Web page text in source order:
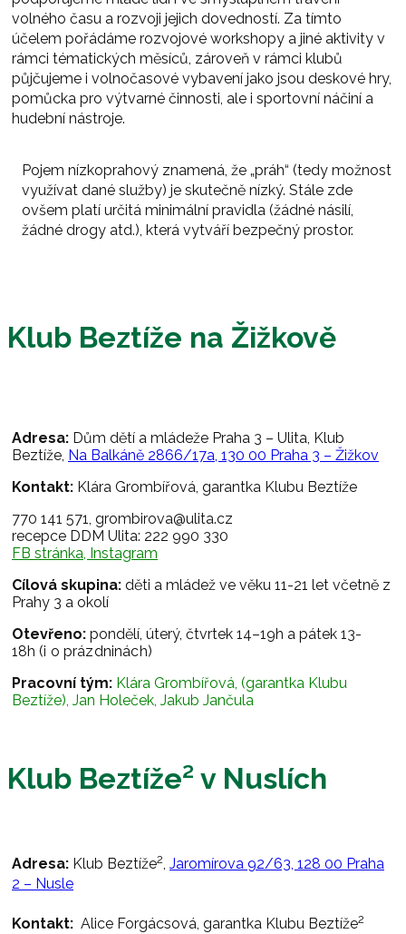
volného času a rozvoji jejich dovedností. Za tímto
účelem pořádáme rozvojové workshopy a jiné aktivity v
rámci tématických měsíců, zároveň v rámci klubů
půjčujeme i volnočasové vybavení jako jsou deskové hry,
pomůcka pro výtvarné činnosti, ale i sportovní náčiní a
hudební nástroje.
Pojem nízkoprahový znamená, že „práh“ (tedy možnost
využívat dané služby) je skutečně nízký. Stále zde
ovšem platí určitá minimální pravidla (žádné násilí,
žádné drogy atd.), která vytváří bezpečný prostor.
Klub Beztíže na Žižkově
Adresa: Dům dětí a mládeže Praha 3 – Ulita, Klub
Beztíže, Na Balkáně 2866/17a, 130 00 Praha 3 – Žižkov
Kontakt: Klára Grombířová, garantka Klubu Beztíže
770 141 571, grombirova@ulita.cz
recepce DDM Ulita: 222 990 330
FB stránka, Instagram
Cílová skupina: děti a mládež ve věku 11-21 let včetně z
Prahy 3 a okolí
Otevřeno: pondělí, úterý, čtvrtek 14–19h a pátek 13-
18h (i o prázdninách)
Pracovní tým: Klára Grombířová, (garantka Klubu
Beztíže), Jan Holeček, Jakub Jančula
Klub Beztíže² v Nuslích
Adresa: Klub Beztíže2, Jaromírova 92/63, 128 00 Praha
2 – Nusle
Kontakt: Alice Forgácsová, garantka Klubu Beztíže2